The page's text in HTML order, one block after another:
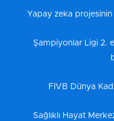
Yapay zeka
Şampiyonlar Ligi 2.
FIVB Dünya
Sağlıklı Hayat